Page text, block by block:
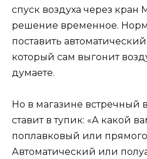
спуск воздуха через кран
решение временное.
поставить
который сам выгонит
думаете.
Но в магазине встречный
ставит в тупик: «А какой
поплавковый или
Автоматический или